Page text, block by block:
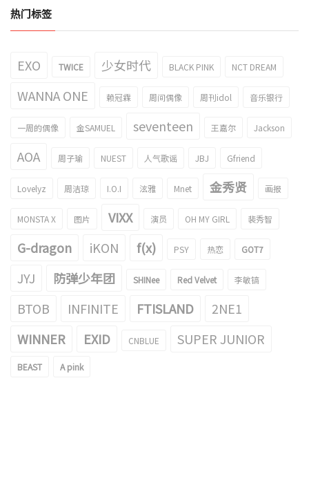
热门标签
EXO TWICE 少女时代 BLACK PINK NCT DREAM
WANNA ONE 赖冠霖 周间偶像 周刊idol 音乐银行
一周的偶像 金SAMUEL seventeen 王嘉尔 Jackson
AOA 周子瑜 NUEST 人气歌谣 JBJ Gfriend
Lovelyz 周洁琼 I.O.I 泫雅 Mnet 金秀贤 画报
MONSTA X 图片 VIXX 演员 OH MY GIRL 裴秀智
G-dragon iKON f(x) PSY 热恋 GOT7
JYJ 防弹少年团 SHINee Red Velvet 李敏镐
BTOB INFINITE FTISLAND
2NE1
WINNER
EXID CNBLUE SUPER JUNIOR
BEAST A pink